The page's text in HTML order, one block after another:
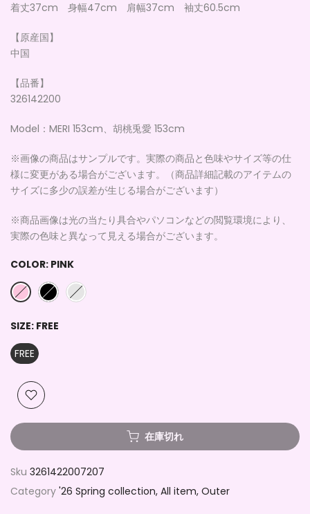
着丈37cm 身幅47cm 肩幅37cm 袖丈60.5cm
【原産国】
中国
【品番】
326142200
Model：MERI 153cm、胡桃兎愛 153cm
※画像の商品はサンプルです。実際の商品と色味やサイズ等の仕
様に変更がある場合がございます。（商品詳細記載のアイテムの
サイズに多少の誤差が生じる場合がございます）
※商品画像は光の当たり具合やパソコンなどの閲覧環境により、
実際の色味と異なって見える場合がございます。
COLOR: PINK
SIZE: FREE
FREE
在庫切れ
Sku 3261422007207
Category '26 Spring collection All item Outer